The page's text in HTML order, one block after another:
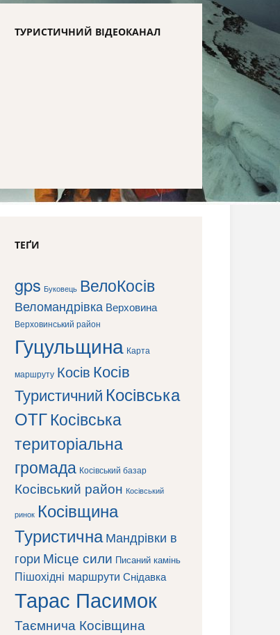
ТУРИСТИЧНИЙ ВІДЕОКАНАЛ
ТЕҐИ
gps Буковець ВелоКосів
Веломандрівка Верховина
Верховинський район
Гуцульщина Карта
маршруту Косів Косів
Туристичний Косівська
ОТГКосівська
територіальна
громада Косівський базар
Косівський район Косівський
ринок Косівщина
Туристична Мандрівки в
гори Місце сили Писаний камінь
Пішохідні маршрути Снідавка
Тарас Пасимок
Таємнича Косівщина